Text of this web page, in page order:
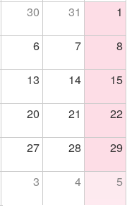
30 31
1
6 7
8
13 14
15
20 21
22
27 28
29
3 4 5